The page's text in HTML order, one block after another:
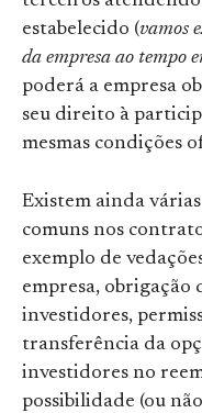
estabelecido (vamos
da empresa ao tempo
poderá a empresa
seu direito à
mesmas condições
Existem ainda
comuns nos
exemplo de
empresa, obrigação
investidores,
transferência da
investidores no
possibilidade (ou